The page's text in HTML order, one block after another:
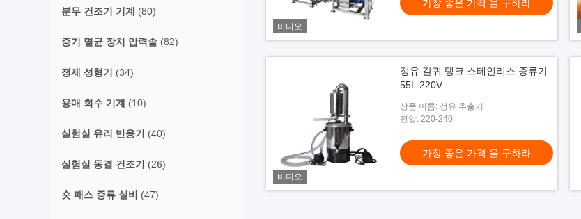
분무 건조기 기계 (80)
증기 멸균 장치 압력솥 (82)
정제 성형기 (34)
용매 회수 기계 (10)
실험실 유리 반응기 (40)
실험실 동결 건조기 (26)
숏 패스 증류 설비 (47)
비디오
가장 좋은 가격 을 구하라
비디오
정유 갈퀴 탱크 스테인리스 증류기
55L 220V
상품 이름: 정유 추출기
전압: 220-240
가장 좋은 가격 을 구하라